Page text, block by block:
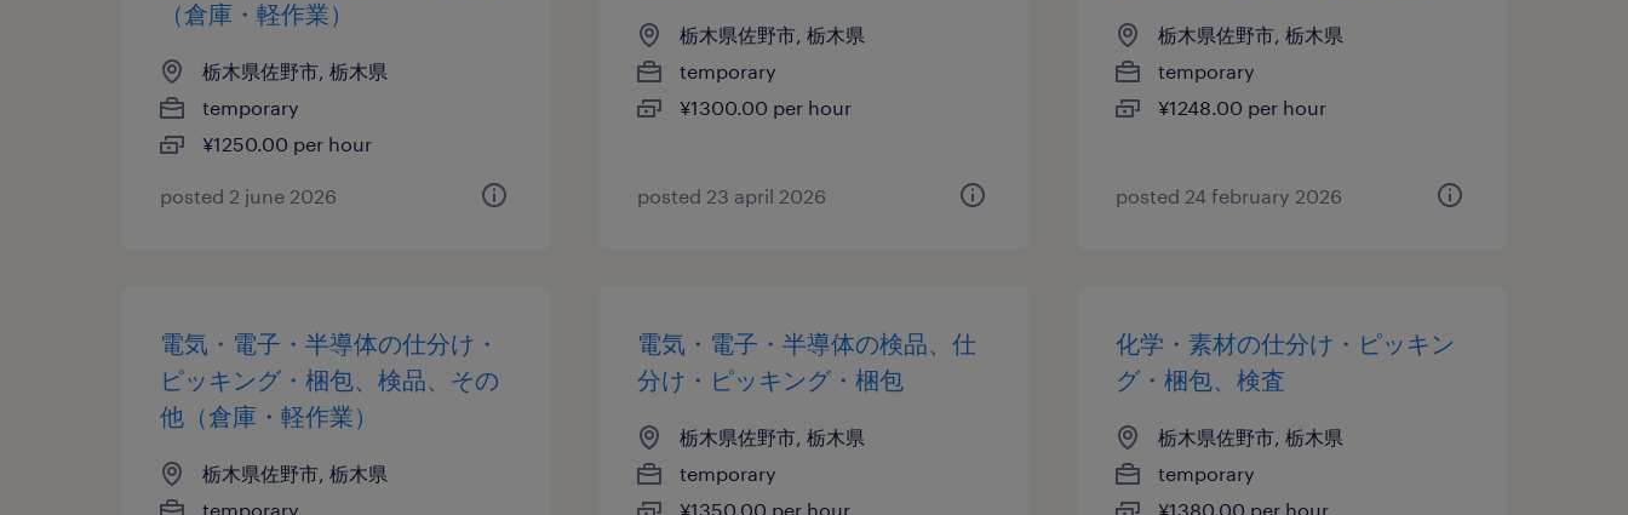
（倉庫・軽作業）
栃木県佐野市, 栃木県
temporary
¥1250.00 per hour
posted 2 june 2026
栃木県佐野市, 栃木県
temporary
¥1300.00 per hour
posted 23 april 2026
栃木県佐野市, 栃木県
temporary
¥1248.00 per hour
posted 24 february 2026
電気・電子・半導体の仕分け・
ピッキング・梱包、検品、その
他（倉庫・軽作業）
栃木県佐野市, 栃木県
temporary
電気・電子・半導体の検品、仕
分け・ピッキング・梱包
栃木県佐野市, 栃木県
temporary
¥1350.00 per hour
化学・素材の仕分け・ピッキン
グ・梱包、検査
栃木県佐野市, 栃木県
temporary
¥1380.00 per hour